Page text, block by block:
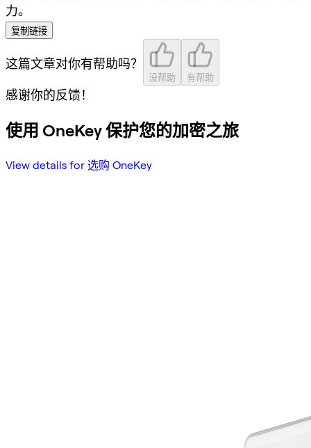
力。
复制链接
这篇文章对你有帮助吗？
没帮助 有帮助
感谢你的反馈！
使用 OneKey 保护您的加密之旅
View details for 选购 OneKey